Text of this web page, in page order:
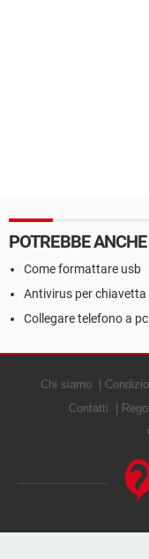
POTREBBE
Come formattare usb
Antivirus per chiavetta
Collegare telefono a
Chi siamo
Contatti